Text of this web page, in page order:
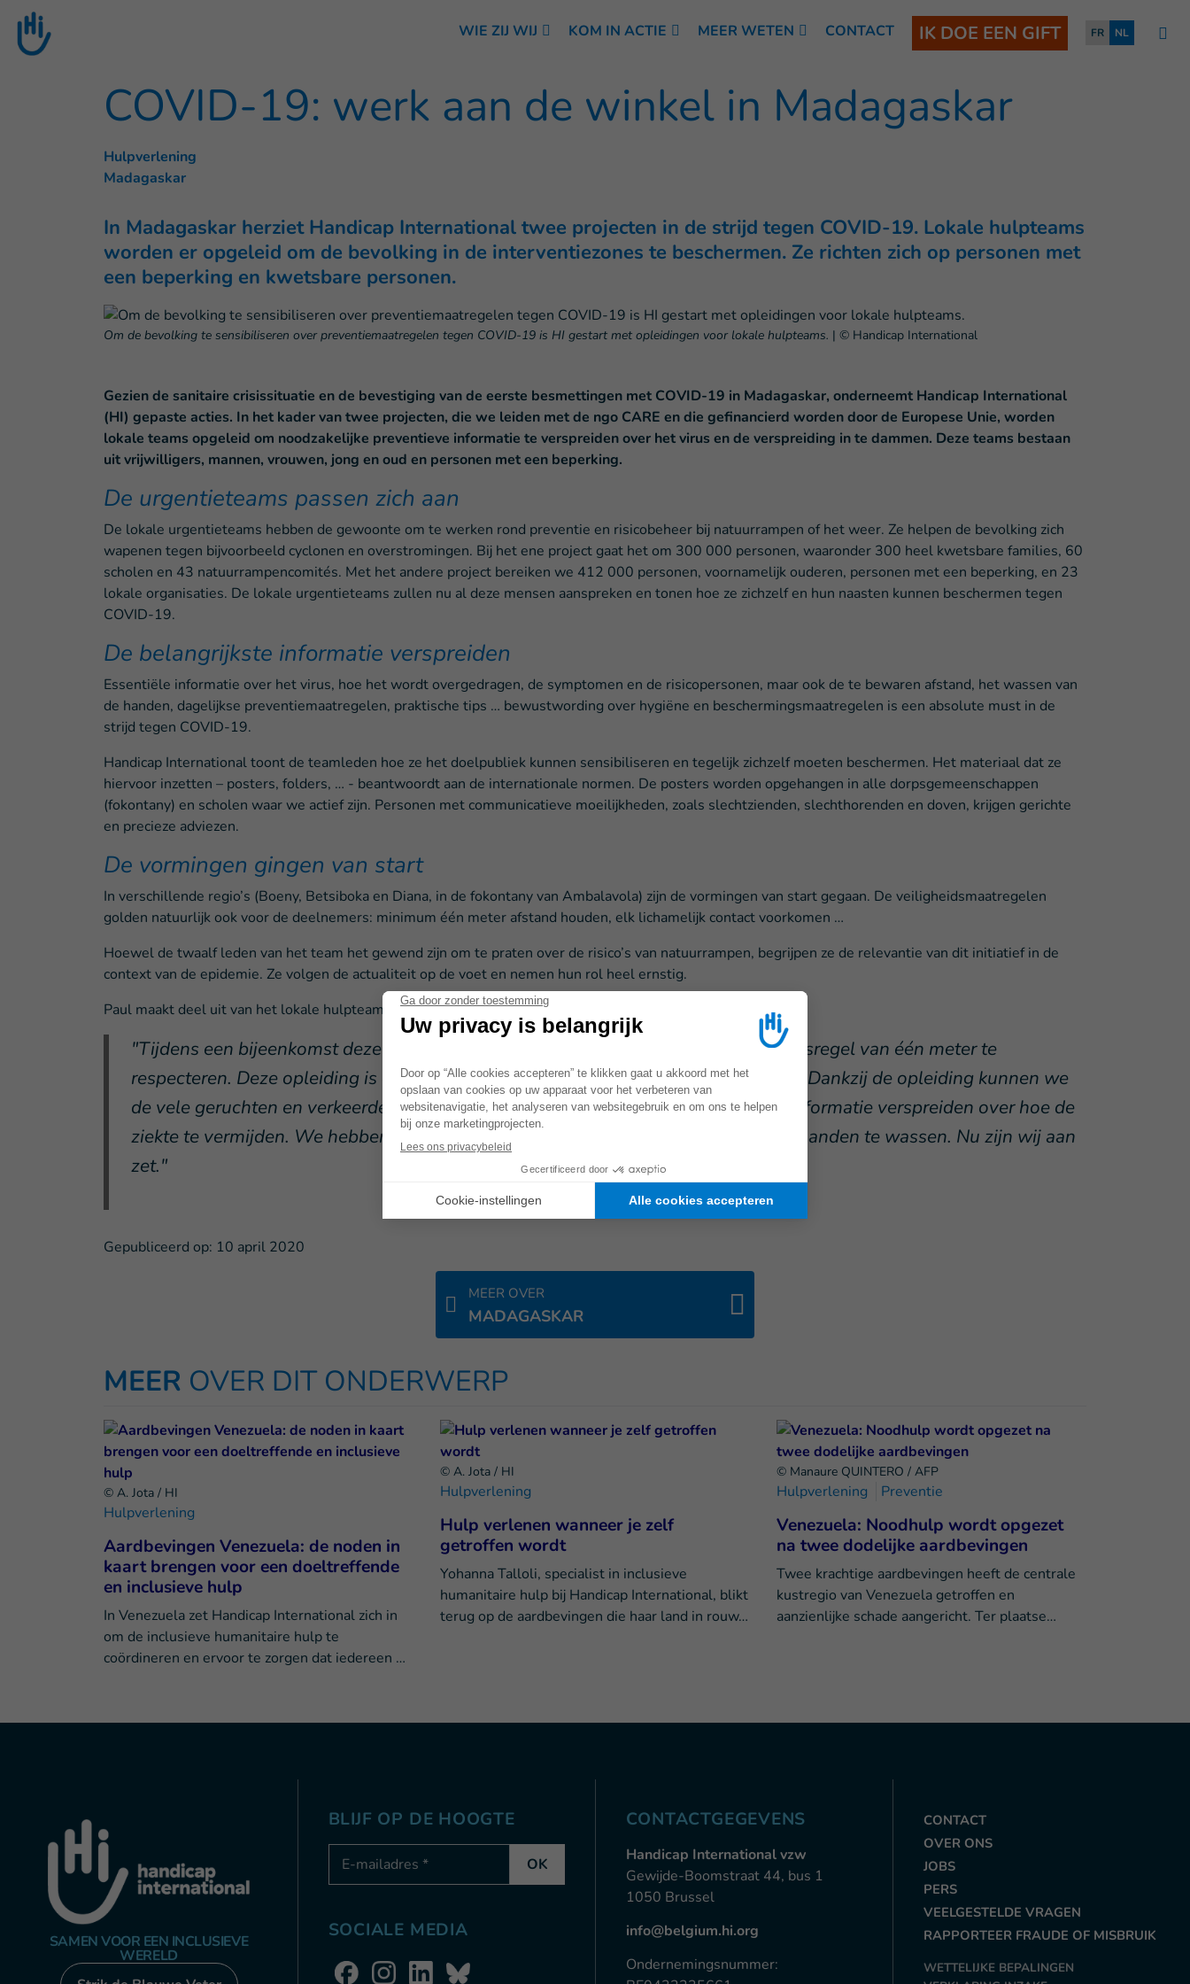
Goto main content
WIE ZIJ WIJ
KOM IN ACTIE MEER WETEN CONTACT IK DOE EEN GIFT FR NL
COVID-19: werk aan de winkel in Madagaskar
Hulpverlening
Madagaskar
In Madagaskar herziet Handicap International twee projecten in de strijd tegen COVID-19. Lokale hulpteams
worden er opgeleid om de bevolking in de interventiezones te beschermen. Ze richten zich op personen met
een beperking en kwetsbare personen.
Om de bevolking te sensibiliseren over preventiemaatregelen tegen COVID-19 is HI gestart met opleidingen voor lokale hulpteams. | © Handicap International
Gezien de sanitaire crisissituatie en de bevestiging van de eerste besmettingen met COVID-19 in Madagaskar, onderneemt Handicap International
(HI) gepaste acties. In het kader van twee projecten, die we leiden met de ngo CARE en die gefinancierd worden door de Europese Unie, worden
lokale teams opgeleid om noodzakelijke preventieve informatie te verspreiden over het virus en de verspreiding in te dammen. Deze teams bestaan
uit vrijwilligers, mannen, vrouwen, jong en oud en personen met een beperking.
De urgentieteams passen zich aan
De lokale urgentieteams hebben de gewoonte om te werken rond preventie en risicobeheer bij natuurrampen of het weer. Ze helpen de bevolking zich
wapenen tegen bijvoorbeeld cyclonen en overstromingen. Bij het ene project gaat het om 300 000 personen, waaronder 300 heel kwetsbare families, 60
scholen en 43 natuurrampencomités. Met het andere project bereiken we 412 000 personen, voornamelijk ouderen, personen met een beperking, en 23
lokale organisaties. De lokale urgentieteams zullen nu al deze mensen aanspreken en tonen hoe ze zichzelf en hun naasten kunnen beschermen tegen
COVID-19.
De belangrijkste informatie verspreiden
Essentiële informatie over het virus, hoe het wordt overgedragen, de symptomen en de risicopersonen, maar ook de te bewaren afstand, het wassen van
de handen, dagelijkse preventiemaatregelen, praktische tips … bewustwording over hygiëne en beschermingsmaatregelen is een absolute must in de
strijd tegen COVID-19.
Handicap International toont de teamleden hoe ze het doelpubliek kunnen sensibiliseren en tegelijk zichzelf moeten beschermen. Het materiaal dat ze
hiervoor inzetten – posters, folders, … - beantwoordt aan de internationale normen. De posters worden opgehangen in alle dorpsgemeenschappen
(fokontany) en scholen waar we actief zijn. Personen met communicatieve moeilijkheden, zoals slechtzienden, slechthorenden en doven, krijgen gerichte
en precieze adviezen.
De vormingen gingen van start
In verschillende regio’s (Boeny, Betsiboka en Diana, in de fokontany van Ambalavola) zijn de vormingen van start gegaan. De veiligheidsmaatregelen
golden natuurlijk ook voor de deelnemers: minimum één meter afstand houden, elk lichamelijk contact voorkomen …
Hoewel de twaalf leden van het team het gewend zijn om te praten over de risico’s van natuurrampen, begrijpen ze de relevantie van dit initiatief in de
context van de epidemie. Ze volgen de actualiteit op de voet en nemen hun rol heel ernstig.
Paul maakt deel uit van het lokale hulpteam en is adjunct-dorpshoofd in de fokontany van Ambalavola:
"Tijdens een bijeenkomst deze ochtend vroegen we de aanwezigen om de afstandsregel van één meter te
respecteren. Deze opleiding is echt belangrijk omdat niet alle informatie hier raakt. Dankzij de opleiding kunnen we
de vele geruchten en verkeerde informatie herkennen en nauwkeurige complete informatie verspreiden over hoe de
ziekte te vermijden. We hebben ook nieuwe dingen geleerd, zoals technieken om handen te wassen. Nu zijn wij aan
zet."
Gepubliceerd op: 10 april 2020
MEER OVER
MADAGASKAR
MEER OVER DIT ONDERWERP
© A. Jota / HI
Hulpverlening
Aardbevingen Venezuela: de noden in
kaart brengen voor een doeltreffende
en inclusieve hulp
In Venezuela zet Handicap International zich in
om de inclusieve humanitaire hulp te
coördineren en ervoor te zorgen dat iedereen …
© A. Jota / HI
Hulpverlening
Hulp verlenen wanneer je zelf
getroffen wordt
Yohanna Talloli, specialist in inclusieve
humanitaire hulp bij Handicap International, blikt
terug op de aardbevingen die haar land in rouw…
© Manaure QUINTERO / AFP
Hulpverlening Preventie
Venezuela: Noodhulp wordt opgezet
na twee dodelijke aardbevingen
Twee krachtige aardbevingen heeft de centrale
kustregio van Venezuela getroffen en
aanzienlijke schade aangericht. Ter plaatse…
SAMEN VOOR EEN INCLUSIEVE
WERELD
BLIJF OP DE HOOGTE
Adresse e-mail
OK
SOCIALE MEDIA
CONTACTGEGEVENS
Handicap International vzw
Gewijde-Boomstraat 44, bus 1
1050 Brussel
info@belgium.hi.org
Ondernemingsnummer:
CONTACT
OVER ONS
JOBS
PERS
VEELGESTELDE VRAGEN
RAPPORTEER FRAUDE OF MISBRUIK
WETTELIJKE BEPALINGEN